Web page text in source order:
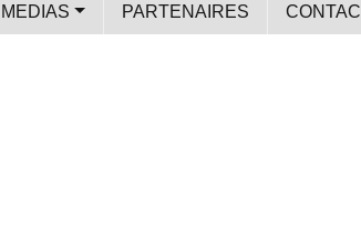
MEDIAS PARTENAIRES